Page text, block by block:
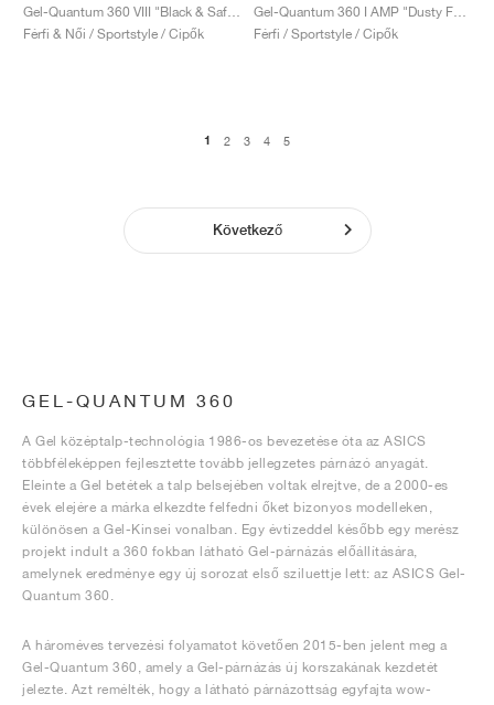
Férfi & Női / Sportstyle / Cipők
Férfi / Sportstyle / Cipők
1 2 3 4 5
Következő
GEL-QUANTUM 360
A Gel középtalp-technológia 1986-os bevezetése óta az ASICS
többféleképpen fejlesztette tovább jellegzetes párnázó anyagát.
Eleinte a Gel betétek a talp belsejében voltak elrejtve, de a 2000-es
évek elejére a márka elkezdte felfedni őket bizonyos modelleken,
különösen a Gel-Kinsei vonalban. Egy évtizeddel később egy merész
projekt indult a 360 fokban látható Gel-párnázás előállítására,
amelynek eredménye egy új sorozat első sziluettje lett: az ASICS Gel-
Quantum 360.
A hároméves tervezési folyamatot követően 2015-ben jelent meg a
Gel-Quantum 360, amely a Gel-párnázás új korszakának kezdetét
jelezte. Azt remélték, hogy a látható párnázottság egyfajta wow-